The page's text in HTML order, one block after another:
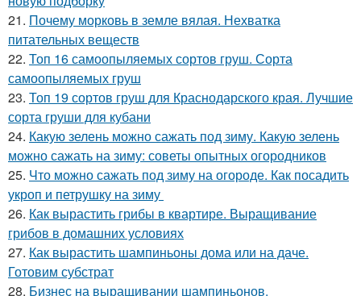
21. Почему морковь в земле вялая. Нехватка
питательных веществ
22. Топ 16 самоопыляемых сортов груш. Сорта
самоопыляемых груш
23. Топ 19 сортов груш для Краснодарского края. Лучшие
сорта груши для кубани
24. Какую зелень можно сажать под зиму. Какую зелень
можно сажать на зиму: советы опытных огородников
25. Что можно сажать под зиму на огороде. Как посадить
укроп и петрушку на зиму
26. Как вырастить грибы в квартире. Выращивание
грибов в домашних условиях
27. Как вырастить шампиньоны дома или на даче.
Готовим субстрат
28. Бизнес на выращивании шампиньонов.